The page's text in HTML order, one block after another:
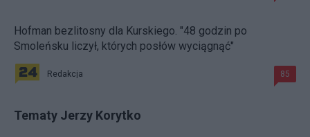
Hofman bezlitosny dla Kurskiego. "48 godzin po
Smoleńsku liczył, których posłów wyciągnąć"
Redakcja 85
Tematy Jerzy Korytko